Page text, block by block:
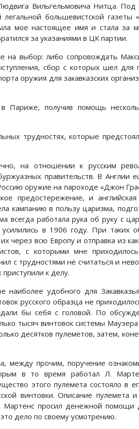
Вильгельмовича Нитца.
большевистской газеты
мое настоящее имя и стала за
за указаниями в ЦК партии.
выбор: либо сопровождать
сбор с которых шел для
оружия для закавказских
получив помощь
трудностях, которые
на отношении к русским
правительств. В Англии
оружие на пароходе «Джон
предостережение, и
кампанию в пользу царизма,
всегда работала рука об руку с
в 1906 году. При таких
через всю Европу и отправка из
с которыми мне приходилось
с трудностями не считаться и
к делу.
удобного для
русского образца не
бы себя с головой. По
тысяч винтовок системы
десятков пулеметов, затем,
между прочим, поручение
в то время работал Л.
этого пулемета состояло в
винтовки. Описание пулемета
Мартенс просил денежной помощи
дело по своему усмотрению.